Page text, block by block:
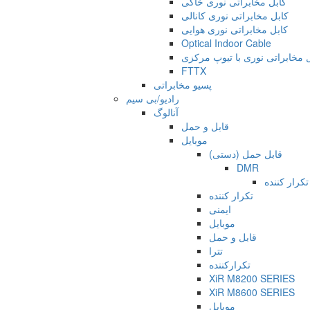
کابل مخابراتی نوری کانالی
کابل مخابراتی نوری هوایی
Optical Indoor Cable
مخابراتی نوری با تیوپ مرکزی
FTTX
پسیو مخابراتی
رادیو/بی سیم
آنالوگ
قابل و حمل
موبایل
قابل حمل (دستی)
DMR
تکرار کننده
تکرار کننده
ایمنی
موبایل
قابل و حمل
تترا
تکرارکننده
XiR M8200 SERIES
XiR M8600 SERIES
موبایل